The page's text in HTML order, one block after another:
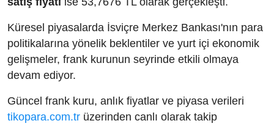
Küresel piyasalarda İsviçre Merkez Bankası'nın para
politikalarına yönelik beklentiler ve yurt içi ekonomik
gelişmeler, frank kurunun seyrinde etkili olmaya
devam ediyor.
Güncel frank kuru, anlık fiyatlar ve piyasa verileri
tikopara.com.tr üzerinden canlı olarak takip